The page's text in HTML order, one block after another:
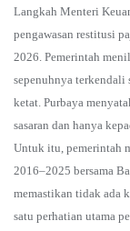
Langkah Menteri
pengawasan restitusi
2026. Pemerintah
sepenuhnya
ketat. Purbaya
sasaran dan hanya
Untuk itu, pemerintah
2016–2025 bersama
memastikan tidak ada
satu perhatian utama